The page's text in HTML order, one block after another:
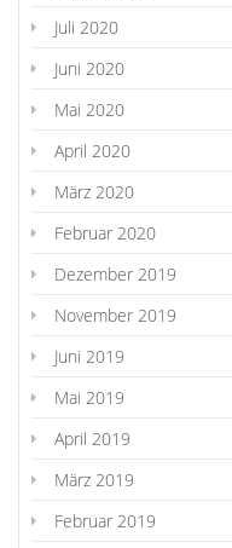
Juli 2020
Juni 2020
Mai 2020
April 2020
März 2020
Februar 2020
Dezember 2019
November 2019
Juni 2019
Mai 2019
April 2019
März 2019
Februar 2019